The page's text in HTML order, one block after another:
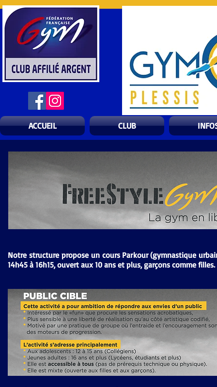
ACCUEIL CLUB
Notre structure propose un cours Parkour (gymnastique
14h45 à 16h15, ouvert aux 10 ans et plus, garçons comme filles.